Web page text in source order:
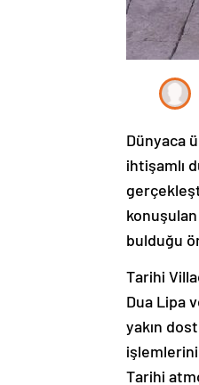
Dünyaca
ihtişamlı
bulduğu
Tarihi
Dua Lipa
yakın
işlemlerini
Tarihi